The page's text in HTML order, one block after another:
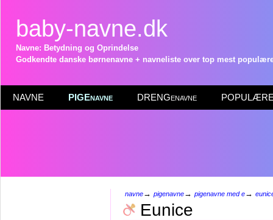
baby-navne.dk
Navne: Betydning og Oprindelse
Godkendte danske børnenavne + navneliste over top mest
NAVNE PIGEnavne DRENGenavne POPULÆRE
navne→ pigenavne→ pigenavne med e→
Eunice